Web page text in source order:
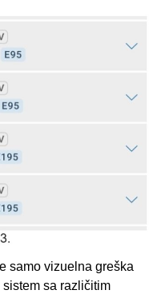
samo vizuelna greška
sa različitim